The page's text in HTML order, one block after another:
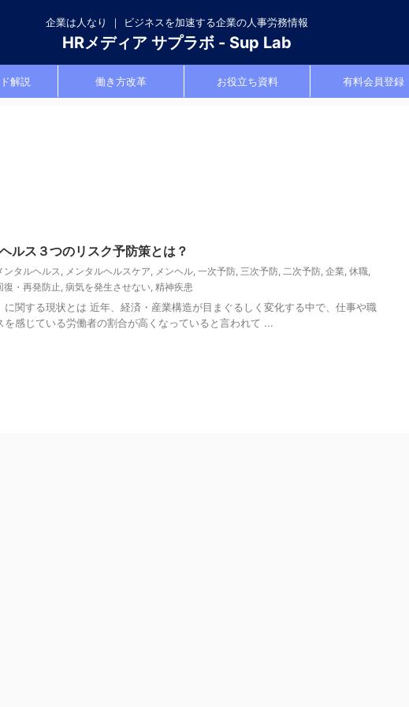
企業は人なり ｜ ビジネスを加速する企業の人事労務情報
HRメディア サプラボ - Sup Lab
解説 働き方改革 お役立ち資料 有料会員登録
ルス３つのリスク予防策とは？
ンタルヘルス, メンタルヘルスケア, メンヘル, 一次予防, 三次予防, 二次予防, 企業, 休職,
復・再発防止, 病気を発生させない, 精神疾患
関する現状とは 近年、経済・産業構造が目まぐるしく変化する中で、仕事や職
感じている労働者の割合が高くなっていると言われて ...